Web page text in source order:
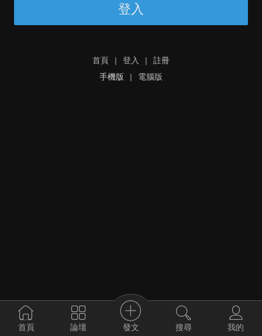
登入
首頁 | 登入 |
註冊
手機版
| 電腦版
首頁 論壇 發文 搜尋 我的